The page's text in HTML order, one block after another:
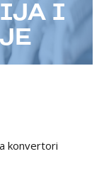
I
konvertori